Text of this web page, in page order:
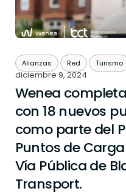
Alianzas Red Turismo
diciembre 9, 2024
Wenea
con 18 nuevos
como parte del
Puntos de
Vía Pública de
Transport.